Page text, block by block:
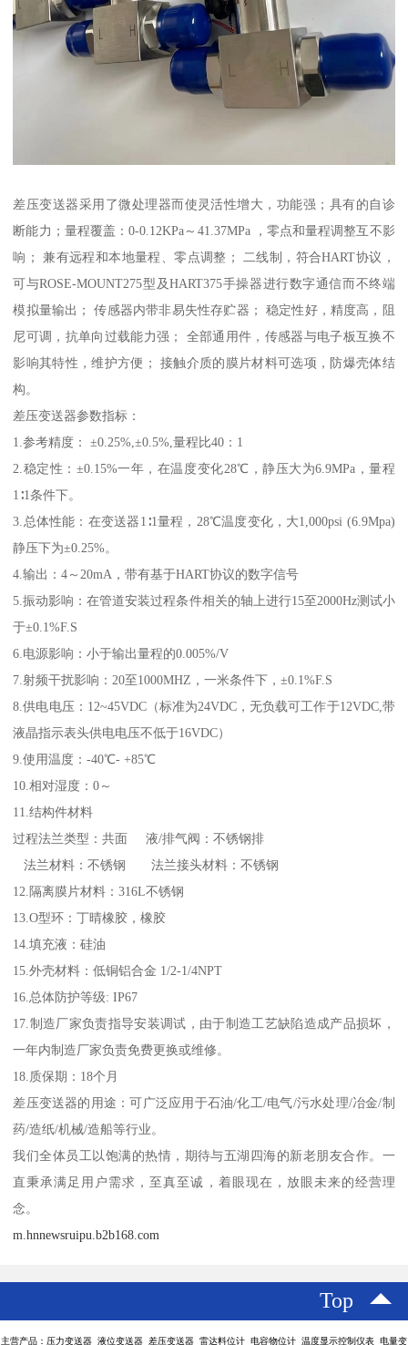
差压变送器采用了微处理器而使灵活性增大，功能强；具有的自诊
断能力；量程覆盖：0-0.12KPa～41.37MPa ，零点和量程调整互不影
响； 兼有远程和本地量程、零点调整； 二线制，符合HART协议，
可与ROSE-MOUNT275型及HART375手操器进行数字通信而不终端
模拟量输出； 传感器内带非易失性存贮器； 稳定性好，精度高，阻
尼可调，抗单向过载能力强； 全部通用件，传感器与电子板互换不
影响其特性，维护方便； 接触介质的膜片材料可选项，防爆壳体结
构。
差压变送器参数指标：
1.参考精度： ±0.25%,±0.5%,量程比40：1
2.稳定性：±0.15%一年，在温度变化28℃，静压大为6.9MPa，量程
1∶1条件下。
3.总体性能：在变送器1∶1量程，28℃温度变化，大1,000psi (6.9Mpa)
静压下为±0.25%。
4.输出：4～20mA，带有基于HART协议的数字信号
5.振动影响：在管道安装过程条件相关的轴上进行15至2000Hz测试小
于±0.1%F.S
6.电源影响：小于输出量程的0.005%/V
7.射频干扰影响：20至1000MHZ，一米条件下，±0.1%F.S
8.供电电压：12~45VDC（标准为24VDC，无负载可工作于12VDC,带
液晶指示表头供电电压不低于16VDC）
9.使用温度：-40℃- +85℃
10.相对湿度：0～
11.结构件材料
过程法兰类型：共面 液/排气阀：不锈钢排
法兰材料：不锈钢 法兰接头材料：不锈钢
12.隔离膜片材料：316L不锈钢
13.O型环：丁晴橡胶，橡胶
14.填充液：硅油
15.外壳材料：低铜铝合金 1/2-1/4NPT
16.总体防护等级: IP67
17.制造厂家负责指导安装调试，由于制造工艺缺陷造成产品损坏，
一年内制造厂家负责免费更换或维修。
18.质保期：18个月
差压变送器的用途：可广泛应用于石油/化工/电气/污水处理/冶金/制
药/造纸/机械/造船等行业。
我们全体员工以饱满的热情，期待与五湖四海的新老朋友合作。一
直秉承满足用户需求，至真至诚，着眼现在，放眼未来的经营理
念。
m.hnnewsruipu.b2b168.com
Top
主营产品：压力变送器 液位变送器 差压变送器 雷达料位计 电容物位计 温度显示控制仪表 电量变